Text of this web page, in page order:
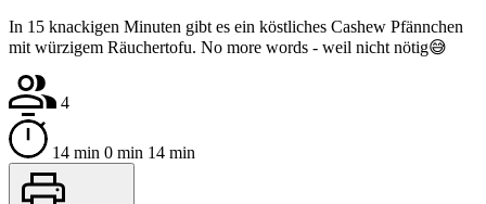
In 15 knackigen Minuten gibt es ein köstliches Cashew Pfännchen
mit würzigem Räuchertofu. No more words - weil nicht nötig😅
4
14 min 0 min 14 min